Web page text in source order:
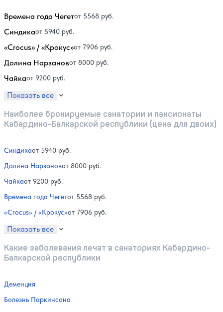
Времена года Чегетот 5568 руб.
Синдикаот 5940 руб.
«Crocus» / «Крокус»от 7906 руб.
Долина Нарзановот 8000 руб.
Чайкаот 9200 руб.
Показать все
Наиболее бронируемые санатории и пансионаты
Кабардино-Балкарской республики (цена для двоих)
Синдикаот 5940 руб.
Долина Нарзановот 8000 руб.
Чайкаот 9200 руб.
Времена года Чегетот 5568 руб.
«Crocus» / «Крокус»от 7906 руб.
Показать все
Какие заболевания лечат в санаториях Кабардино-
Балкарской республики
Деменция
Болезнь Паркинсона